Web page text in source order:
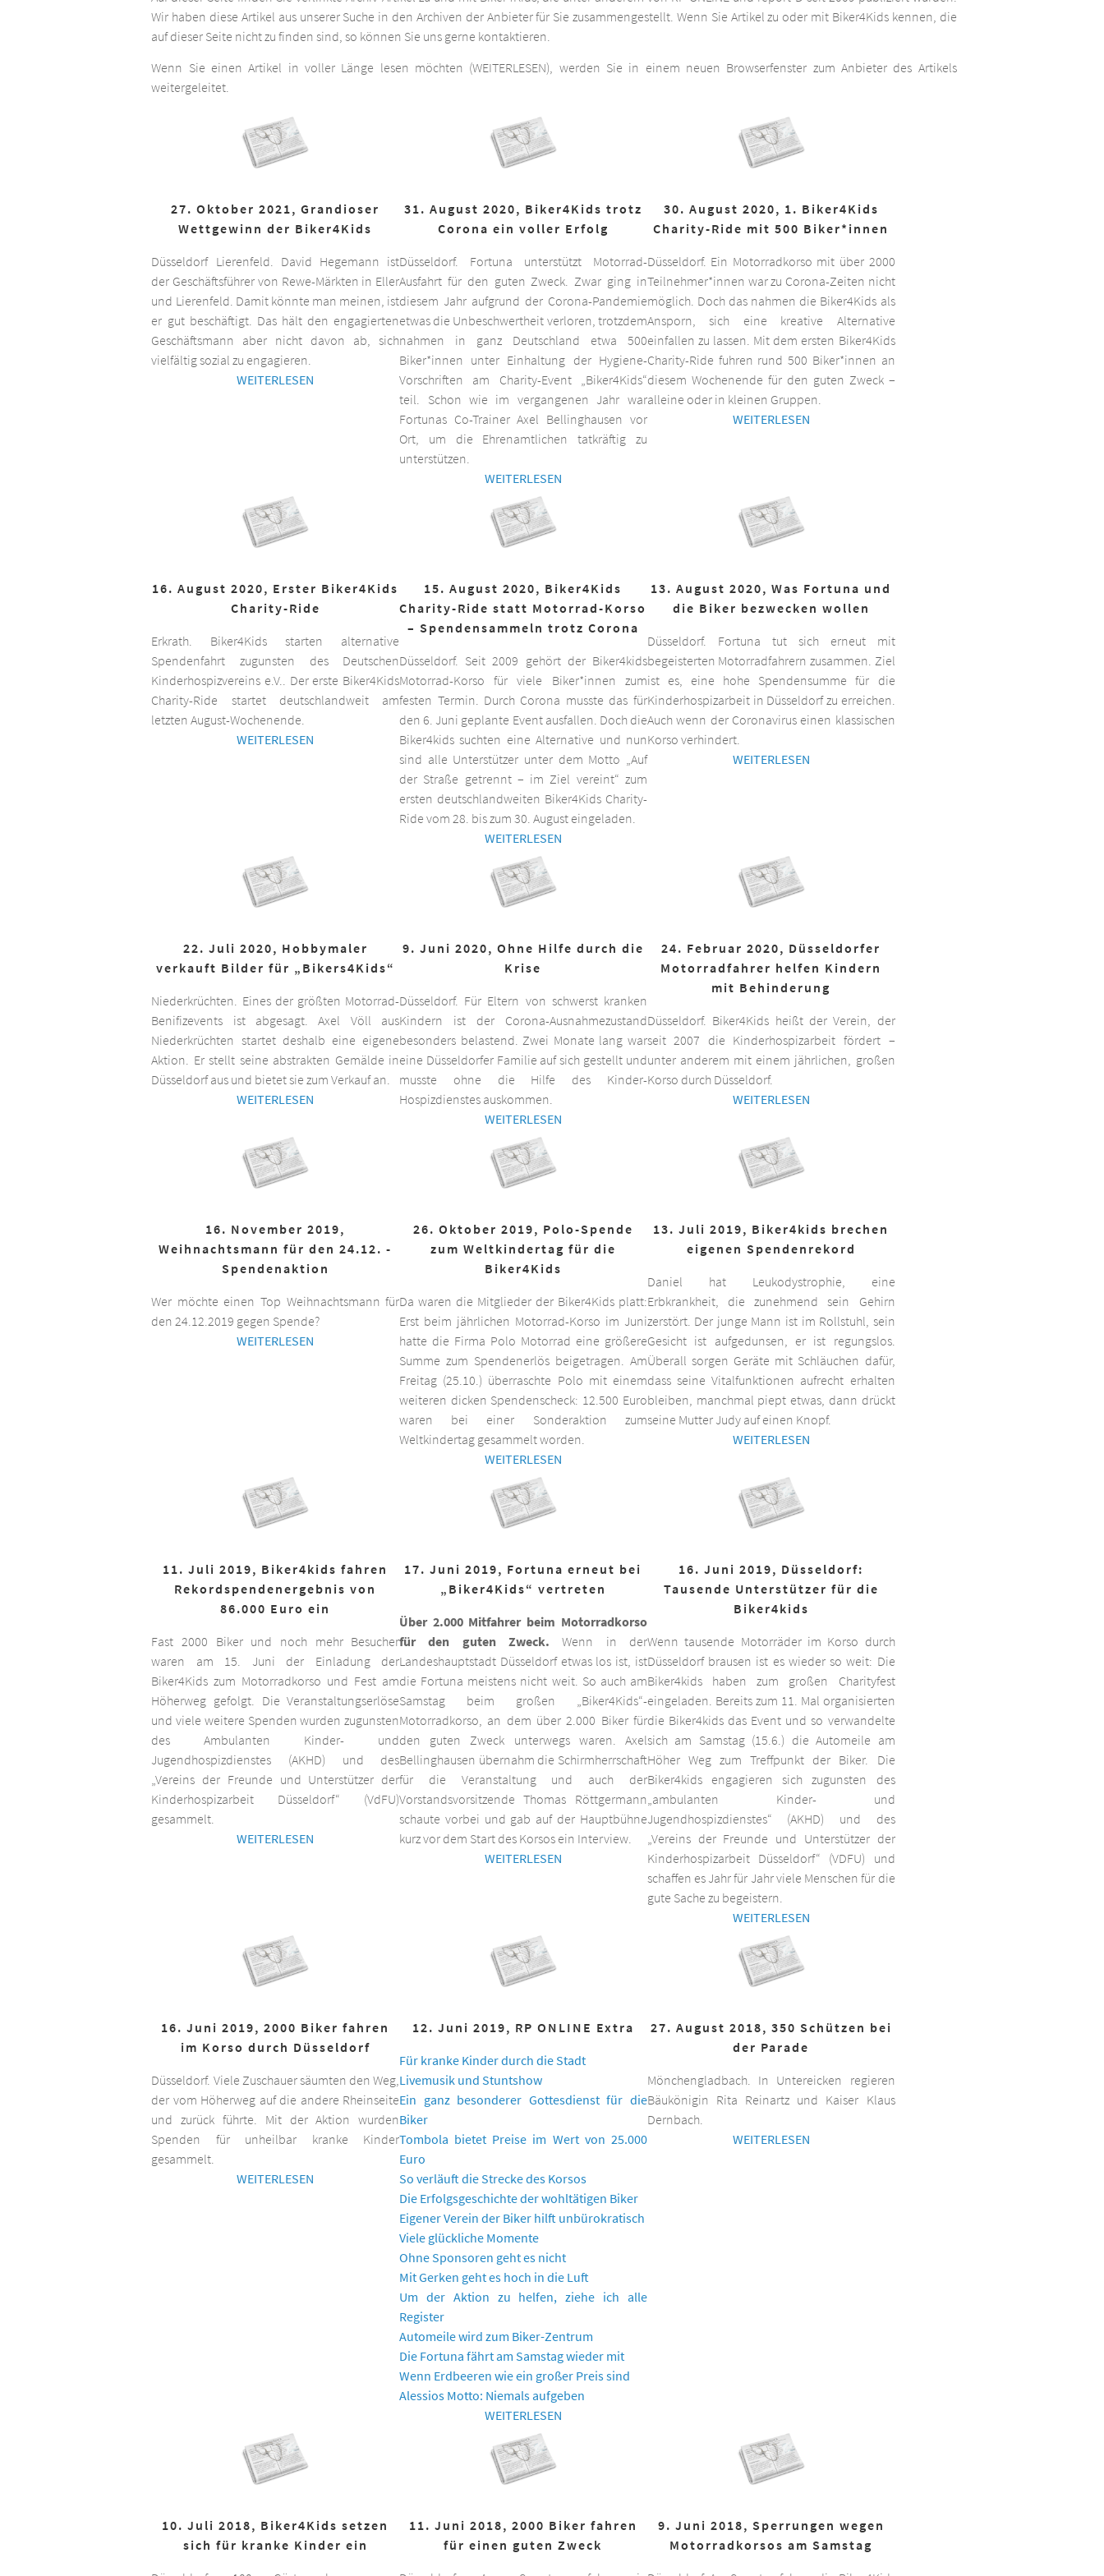
Wir haben diese Artikel aus unserer Suche in den Archiven der Anbieter für Sie zusammengestellt. Wenn Sie Artikel zu oder mit Biker4Kids kennen, die
auf dieser Seite nicht zu finden sind, so können Sie uns gerne kontaktieren.
Wenn Sie einen Artikel in voller Länge lesen möchten (WEITERLESEN), werden Sie in einem neuen Browserfenster zum Anbieter des Artikels
weitergeleitet.
27. Oktober 2021, Grandioser
Wettgewinn der Biker4Kids
Düsseldorf Lierenfeld. David Hegemann ist
der Geschäftsführer von Rewe-Märkten in Eller
und Lierenfeld. Damit könnte man meinen, ist
er gut beschäftigt. Das hält den engagierten
Geschäftsmann aber nicht davon ab, sich
vielfältig sozial zu engagieren.
WEITERLESEN
31. August 2020, Biker4Kids trotz
Corona ein voller Erfolg
Düsseldorf. Fortuna unterstützt Motorrad-
Ausfahrt für den guten Zweck. Zwar ging in
diesem Jahr aufgrund der Corona-Pandemie
etwas die Unbeschwertheit verloren, trotzdem
nahmen in ganz Deutschland etwa 500
Biker*innen unter Einhaltung der Hygiene-
Vorschriften am Charity-Event „Biker4Kids“
teil. Schon wie im vergangenen Jahr war
Fortunas Co-Trainer Axel Bellinghausen vor
Ort, um die Ehrenamtlichen tatkräftig zu
unterstützen.
WEITERLESEN
30. August 2020, 1. Biker4Kids
Charity-Ride mit 500 Biker*innen
Düsseldorf. Ein Motorradkorso mit über 2000
Teilnehmer*innen war zu Corona-Zeiten nicht
möglich. Doch das nahmen die Biker4Kids als
Ansporn, sich eine kreative Alternative
einfallen zu lassen. Mit dem ersten Biker4Kids
Charity-Ride fuhren rund 500 Biker*innen an
diesem Wochenende für den guten Zweck –
alleine oder in kleinen Gruppen.
WEITERLESEN
16. August 2020, Erster Biker4Kids
Charity-Ride
Erkrath. Biker4Kids starten alternative
Spendenfahrt zugunsten des Deutschen
Kinderhospizvereins e.V.. Der erste Biker4Kids
Charity-Ride startet deutschlandweit am
letzten August-Wochenende.
WEITERLESEN
15. August 2020, Biker4Kids
Charity-Ride statt Motorrad-Korso
– Spendensammeln trotz Corona
Düsseldorf. Seit 2009 gehört der Biker4kids
Motorrad-Korso für viele Biker*innen zum
festen Termin. Durch Corona musste das für
den 6. Juni geplante Event ausfallen. Doch die
Biker4kids suchten eine Alternative und nun
sind alle Unterstützer unter dem Motto „Auf
der Straße getrennt – im Ziel vereint“ zum
ersten deutschlandweiten Biker4Kids Charity-
Ride vom 28. bis zum 30. August eingeladen.
WEITERLESEN
13. August 2020, Was Fortuna und
die Biker bezwecken wollen
Düsseldorf. Fortuna tut sich erneut mit
begeisterten Motorradfahrern zusammen. Ziel
ist es, eine hohe Spendensumme für die
Kinderhospizarbeit in Düsseldorf zu erreichen.
Auch wenn der Coronavirus einen klassischen
Korso verhindert.
WEITERLESEN
22. Juli 2020, Hobbymaler
verkauft Bilder für „Bikers4Kids“
Niederkrüchten. Eines der größten Motorrad-
Benifizevents ist abgesagt. Axel Völl aus
Niederkrüchten startet deshalb eine eigene
Aktion. Er stellt seine abstrakten Gemälde in
Düsseldorf aus und bietet sie zum Verkauf an.
WEITERLESEN
9. Juni 2020, Ohne Hilfe durch die
Krise
Düsseldorf. Für Eltern von schwerst kranken
Kindern ist der Corona-Ausnahmezustand
besonders belastend. Zwei Monate lang war
eine Düsseldorfer Familie auf sich gestellt und
musste ohne die Hilfe des Kinder-
Hospizdienstes auskommen.
WEITERLESEN
24. Februar 2020, Düsseldorfer
Motorradfahrer helfen Kindern
mit Behinderung
Düsseldorf. Biker4Kids heißt der Verein, der
seit 2007 die Kinderhospizarbeit fördert –
unter anderem mit einem jährlichen, großen
Korso durch Düsseldorf.
WEITERLESEN
16. November 2019,
Weihnachtsmann für den 24.12. -
Spendenaktion
Wer möchte einen Top Weihnachtsmann für
den 24.12.2019 gegen Spende?
WEITERLESEN
26. Oktober 2019, Polo-Spende
zum Weltkindertag für die
Biker4Kids
Da waren die Mitglieder der Biker4Kids platt:
Erst beim jährlichen Motorrad-Korso im Juni
hatte die Firma Polo Motorrad eine größere
Summe zum Spendenerlös beigetragen. Am
Freitag (25.10.) überraschte Polo mit einem
weiteren dicken Spendenscheck: 12.500 Euro
waren bei einer Sonderaktion zum
Weltkindertag gesammelt worden.
WEITERLESEN
13. Juli 2019, Biker4kids brechen
eigenen Spendenrekord
Daniel hat Leukodystrophie, eine
Erbkrankheit, die zunehmend sein Gehirn
zerstört. Der junge Mann ist im Rollstuhl, sein
Gesicht ist aufgedunsen, er ist regungslos.
Überall sorgen Geräte mit Schläuchen dafür,
dass seine Vitalfunktionen aufrecht erhalten
bleiben, manchmal piept etwas, dann drückt
seine Mutter Judy auf einen Knopf.
WEITERLESEN
11. Juli 2019, Biker4kids fahren
Rekordspendenergebnis von
86.000 Euro ein
Fast 2000 Biker und noch mehr Besucher
waren am 15. Juni der Einladung der
Biker4Kids zum Motorradkorso und Fest am
Höherweg gefolgt. Die Veranstaltungserlöse
und viele weitere Spenden wurden zugunsten
des Ambulanten Kinder- und
Jugendhospizdienstes (AKHD) und des
„Vereins der Freunde und Unterstützer der
Kinderhospizarbeit Düsseldorf“ (VdFU)
gesammelt.
WEITERLESEN
17. Juni 2019, Fortuna erneut bei
„Biker4Kids“ vertreten
Über 2.000 Mitfahrer beim Motorradkorso
für den guten Zweck. Wenn in der
Landeshauptstadt Düsseldorf etwas los ist, ist
die Fortuna meistens nicht weit. So auch am
Samstag beim großen „Biker4Kids“-
Motorradkorso, an dem über 2.000 Biker für
den guten Zweck unterwegs waren. Axel
Bellinghausen übernahm die Schirmherrschaft
für die Veranstaltung und auch der
Vorstandsvorsitzende Thomas Röttgermann
schaute vorbei und gab auf der Hauptbühne
kurz vor dem Start des Korsos ein Interview.
WEITERLESEN
16. Juni 2019, Düsseldorf:
Tausende Unterstützer für die
Biker4kids
Wenn tausende Motorräder im Korso durch
Düsseldorf brausen ist es wieder so weit: Die
Biker4kids haben zum großen Charityfest
eingeladen. Bereits zum 11. Mal organisierten
die Biker4kids das Event und so verwandelte
sich am Samstag (15.6.) die Automeile am
Höher Weg zum Treffpunkt der Biker. Die
Biker4kids engagieren sich zugunsten des
„ambulanten Kinder- und
Jugendhospizdienstes“ (AKHD) und des
„Vereins der Freunde und Unterstützer der
Kinderhospizarbeit Düsseldorf“ (VDFU) und
schaffen es Jahr für Jahr viele Menschen für die
gute Sache zu begeistern.
WEITERLESEN
16. Juni 2019, 2000 Biker fahren
im Korso durch Düsseldorf
Düsseldorf. Viele Zuschauer säumten den Weg,
der vom Höherweg auf die andere Rheinseite
und zurück führte. Mit der Aktion wurden
Spenden für unheilbar kranke Kinder
gesammelt.
WEITERLESEN
12. Juni 2019, RP ONLINE Extra
Für kranke Kinder durch die Stadt
Livemusik und Stuntshow
Ein ganz besonderer Gottesdienst für die
Biker
Tombola bietet Preise im Wert von 25.000
Euro
So verläuft die Strecke des Korsos
Die Erfolgsgeschichte der wohltätigen Biker
Eigener Verein der Biker hilft unbürokratisch
Viele glückliche Momente
Ohne Sponsoren geht es nicht
Mit Gerken geht es hoch in die Luft
Um der Aktion zu helfen, ziehe ich alle
Register
Automeile wird zum Biker-Zentrum
Die Fortuna fährt am Samstag wieder mit
Wenn Erdbeeren wie ein großer Preis sind
Alessios Motto: Niemals aufgeben
WEITERLESEN
27. August 2018, 350 Schützen bei
der Parade
Mönchengladbach. In Untereicken regieren
Bäukönigin Rita Reinartz und Kaiser Klaus
Dernbach.
WEITERLESEN
10. Juli 2018, Biker4Kids setzen
sich für kranke Kinder ein
11. Juni 2018, 2000 Biker fahren
für einen guten Zweck
9. Juni 2018, Sperrungen wegen
Motorradkorsos am Samstag